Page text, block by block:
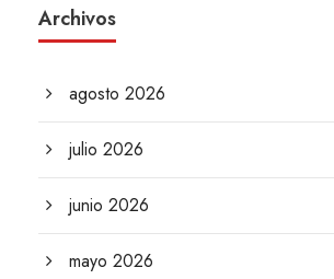
Archivos
agosto 2026
julio 2026
junio 2026
mayo 2026